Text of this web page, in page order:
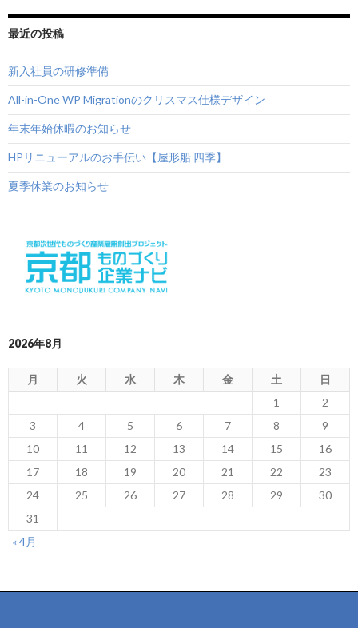
ゲ
ー
シ
ョ
ン
最近の投稿
新入社員の研修準備
All-in-One WP Migrationのクリスマス仕様デザイン
年末年始休暇のお知らせ
HPリニューアルのお手伝い【屋形船 四季】
夏季休業のお知らせ
2026年8月
月 火 水 木 金 土
日
1
2
3
4 5 6 7 8
9
10
11 12 13 14 15
16
17
18 19 20 21 22
23
24
25 26 27 28 29
30
31
« 4月